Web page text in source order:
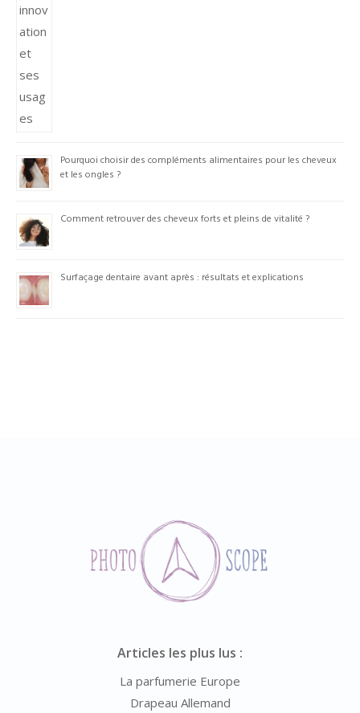
Pourquoi choisir des compléments alimentaires pour les cheveux
et les ongles ?
Comment retrouver des cheveux forts et pleins de vitalité ?
Surfaçage dentaire avant après : résultats et explications
Articles les plus lus :
La parfumerie Europe
Drapeau Allemand